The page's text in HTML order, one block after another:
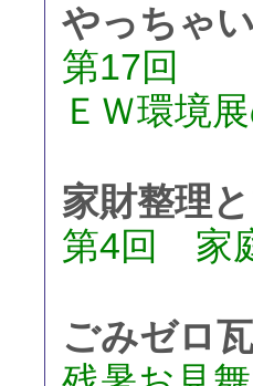
やっちゃ
第17回
ＥＷ環境
家財整理
第4回 家
ごみゼロ